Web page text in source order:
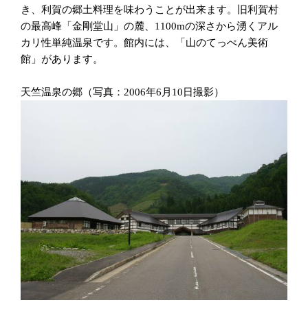
き、利賀の郷土料理を味わうことが出来ます。旧利賀村
の最高峰「金剛堂山」の麓、1100mの深さから湧くアル
カリ性単純温泉です。館内には、「山のてっぺん美術
館」があります。
天竺温泉の郷（写真：2006年6月10日撮影）